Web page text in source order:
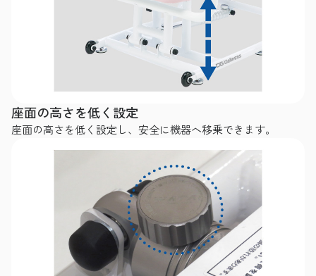
座面の高さを低く設定
座面の高さを低く設定し、安全に機器へ移乗できます。